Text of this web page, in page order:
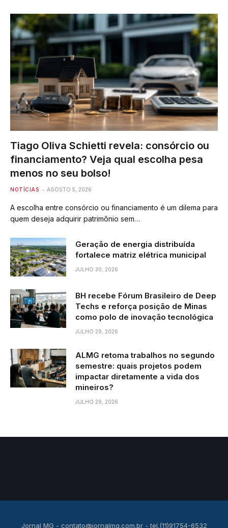
Tiago Oliva Schietti revela: consórcio ou
financiamento? Veja qual escolha pesa
menos no seu bolso!
NOTÍCIAS AGOSTO 5, 2026
A escolha entre consórcio ou financiamento é um dilema para
quem deseja adquirir patrimônio sem…
Geração de energia distribuída
fortalece matriz elétrica municipal
JULHO 30, 2026
BH recebe Fórum Brasileiro de Deep
Techs e reforça posição de Minas
como polo de inovação tecnológica
JULHO 29, 2026
ALMG retoma trabalhos no segundo
semestre: quais projetos podem
impactar diretamente a vida dos
mineiros?
JULHO 29, 2026
Jornal MG - contato@jornalmg.com.br- tel.(11)91754-6532